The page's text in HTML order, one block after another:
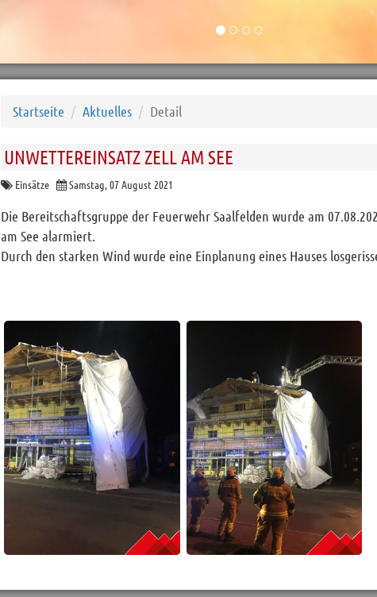
Startseite Aktuelles Detail
UNWETTEREINSATZ ZELL AM SEE
Einsätze Samstag, 07 August 2021
Die Bereitschaftsgruppe der Feuerwehr Saalfelden wurde am
am See alarmiert.
Durch den starken Wind wurde eine Einplanung eines Hauses